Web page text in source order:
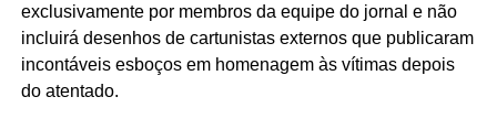
exclusivamente por membros da equipe do jornal e não
incluirá desenhos de cartunistas externos que publicaram
incontáveis esboços em homenagem às vítimas depois
do atentado.